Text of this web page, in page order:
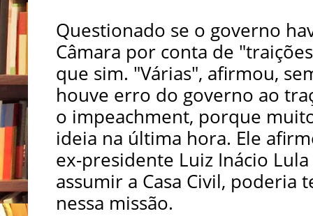
Questionado se o governo
Câmara por conta de
que sim. "Várias", afirmou,
houve erro do governo ao
o impeachment, porque
ideia na última hora. Ele
ex-presidente Luiz Inácio
assumir a Casa Civil, poderia
nessa missão.